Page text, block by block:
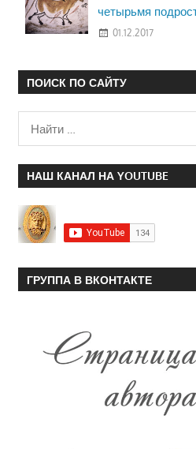
четырьмя
01.12.2017
ПОИСК ПО САЙТУ
НАШ КАНАЛ НА YOUTUBE
ГРУППА В ВКОНТАКТЕ